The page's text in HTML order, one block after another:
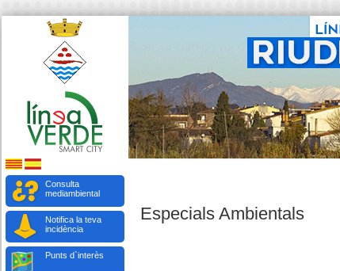
Consulta
mediambiental
Notifica la teva
incidència
Punts d`interès
Especials Ambientals